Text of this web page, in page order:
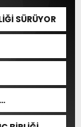
SÜRÜYOR